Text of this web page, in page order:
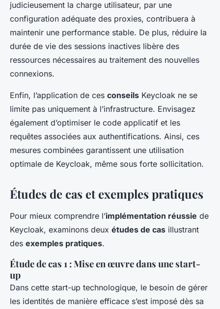
judicieusement la charge utilisateur, par une
configuration adéquate des proxies, contribuera à
maintenir une performance stable. De plus, réduire la
durée de vie des sessions inactives libère des
ressources nécessaires au traitement des nouvelles
connexions.
Enfin, l’application de ces conseils Keycloak ne se
limite pas uniquement à l’infrastructure. Envisagez
également d’optimiser le code applicatif et les
requêtes associées aux authentifications. Ainsi, ces
mesures combinées garantissent une utilisation
optimale de Keycloak, même sous forte sollicitation.
Études de cas et exemples pratiques
Pour mieux comprendre l’implémentation réussie de
Keycloak, examinons deux études de cas illustrant
des exemples pratiques.
Étude de cas 1 : Mise en œuvre dans une start-
up
Dans cette start-up technologique, le besoin de gérer
les identités de manière efficace s’est imposé dès sa